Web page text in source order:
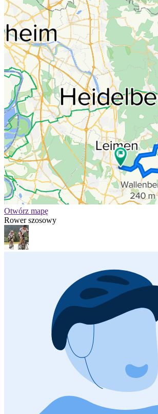
Otwórz mapę
Rower szosowy